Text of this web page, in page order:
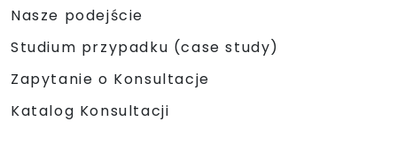
Nasze podejście
Studium przypadku (case study)
Zapytanie o Konsultacje
Katalog Konsultacji